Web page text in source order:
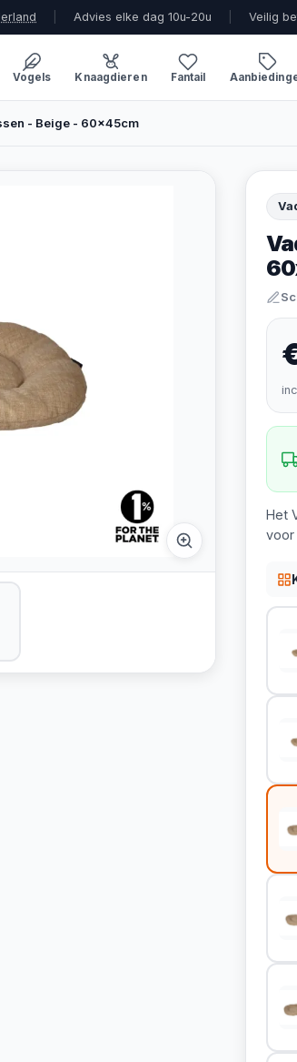
Advies elke dag 10u-20u Veilig
Vogels Knaagdieren Fantail
- Beige - 60x45cm
Het
voor